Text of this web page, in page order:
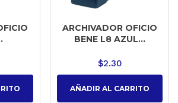
ARCHIVADOR OFICIO
BENE L8 AZUL...
$2.30
AÑADIR AL CARRITO